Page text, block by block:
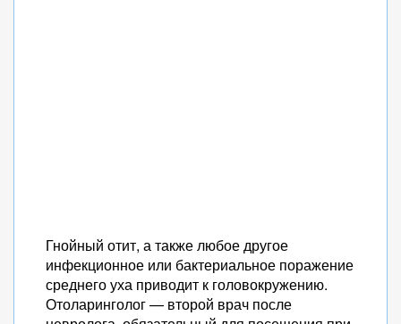
Гнойный отит, а также любое другое
инфекционное или бактериальное поражение
среднего уха приводит к головокружению.
Отоларинголог — второй врач после